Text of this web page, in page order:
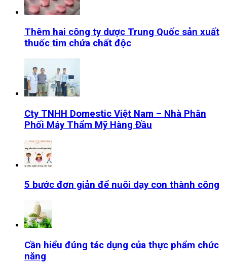
Thêm hai công ty dược Trung Quốc sản xuất
thuốc tim chứa chất độc
Cty TNHH Domestic Việt Nam – Nhà Phân
Phối Máy Thẩm Mỹ Hàng Đầu
5 bước đơn giản để nuôi dạy con thành công
Cần hiểu đúng tác dụng của thực phẩm chức
năng